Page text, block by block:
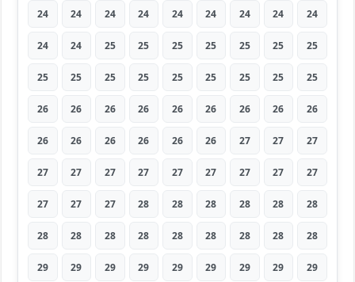
24 24 24 24 24 24 24 24 24
24 24 25 25 25 25 25 25 25
25 25 25 25 25 25 25 25 25
26 26 26 26 26 26 26 26 26
26 26 26 26 26 26 27 27 27
27 27 27 27 27 27 27 27 27
27 27 27 28 28 28 28 28 28
28 28 28 28 28 28 28 28 28
29 29 29 29 29 29 29 29 29